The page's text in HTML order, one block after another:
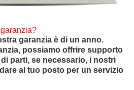
garanzia è di un anno.
possiamo offrire supporto
parti, se necessario, i nostri
al tuo posto per un servizio